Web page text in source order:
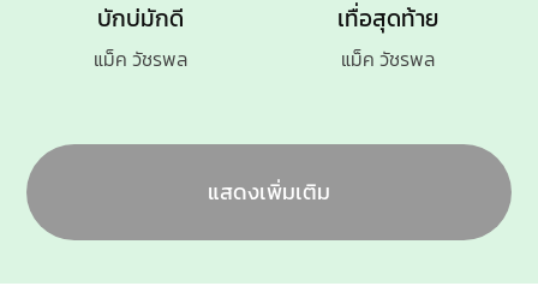
เทื่อสุดท้าย
แม็ค วัชรพล
บักบ่มักดี
แม็ค วัชรพล
แสดงเพิ่มเติม